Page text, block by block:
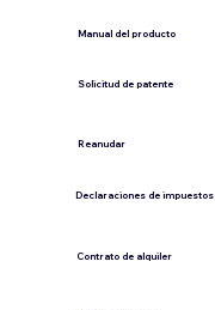
​Manual del producto
​Solicitud de patente
Contrato de alquiler
​Reanudar
Declaraciones de impuestos